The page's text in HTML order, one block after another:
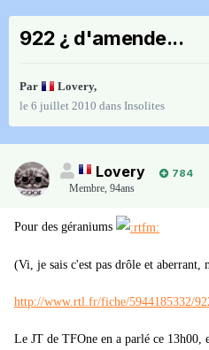
922 ¿ d'amende...
Par Lovery,
le 6 juillet 2010 dans Insolites
Lovery
784
Membre, 94ans
Pour des géraniums
(Vi, je sais c'est pas drôle et aberrant,
http://www.rtl.fr/fiche/5944185332/
Le JT de TFOne en a parlé ce 13h00,